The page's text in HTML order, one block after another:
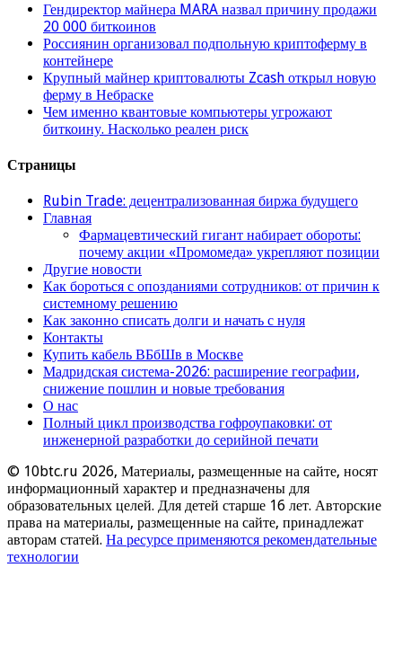
Гендиректор майнера MARA назвал причину продажи
20 000 биткоинов
Россиянин организовал подпольную криптоферму в
контейнере
Крупный майнер криптовалюты Zcash открыл новую
ферму в Небраске
Чем именно квантовые компьютеры угрожают
биткоину. Насколько реален риск
Страницы
Rubin Trade: децентрализованная биржа будущего
Главная
Фармацевтический гигант набирает обороты:
почему акции «Промомеда» укрепляют позиции
Другие новости
Как бороться с опозданиями сотрудников: от причин к
системному решению
Как законно списать долги и начать с нуля
Контакты
Купить кабель ВБбШв в Москве
Мадридская система-2026: расширение географии,
снижение пошлин и новые требования
О нас
Полный цикл производства гофроупаковки: от
инженерной разработки до серийной печати
© 10btc.ru 2026, Материалы, размещенные на сайте, носят
информационный характер и предназначены для
образовательных целей. Для детей старше 16 лет. Авторские
права на материалы, размещенные на сайте, принадлежат
авторам статей. На ресурсе применяются рекомендательные
технологии